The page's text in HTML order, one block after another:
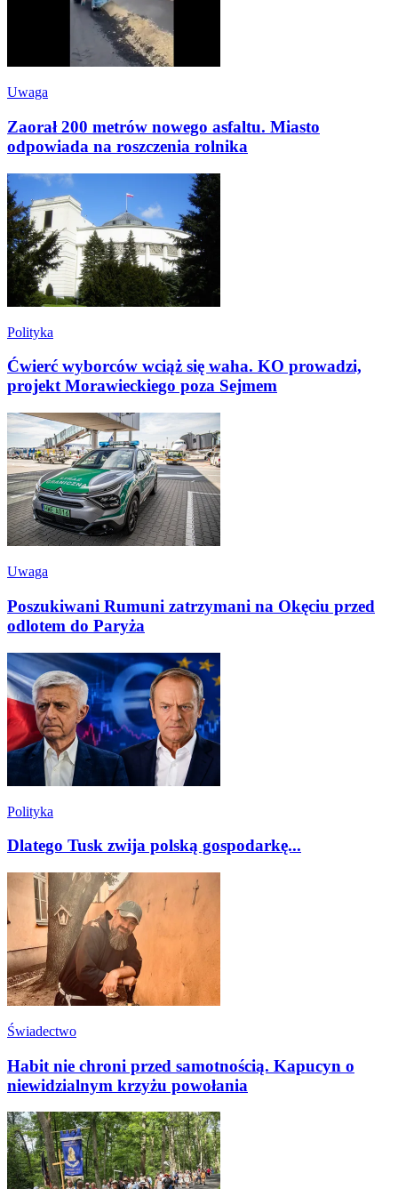
Uwaga
Zaorał 200 metrów nowego asfaltu. Miasto
odpowiada na roszczenia rolnika
Polityka
Ćwierć wyborców wciąż się waha. KO prowadzi,
projekt Morawieckiego poza Sejmem
Uwaga
Poszukiwani Rumuni zatrzymani na Okęciu przed
odlotem do Paryża
Polityka
Dlatego Tusk zwija polską gospodarkę...
Świadectwo
Habit nie chroni przed samotnością. Kapucyn o
niewidzialnym krzyżu powołania